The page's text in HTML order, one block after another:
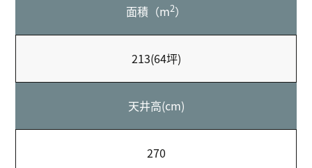
面積（m2）
213(64坪)
天井高(cm)
270